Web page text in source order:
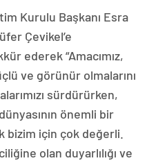
Kurulu Başkanı Esra
Çevikel’e
ederek “Amacımız,
ve görünür olmalarını
sürdürürken,
önemli bir
için çok değerli.
olan duyarlılığı ve